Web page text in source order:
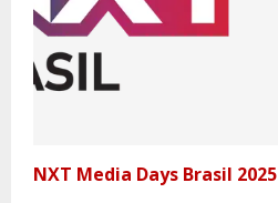
NXT Media Days Brasil 2025